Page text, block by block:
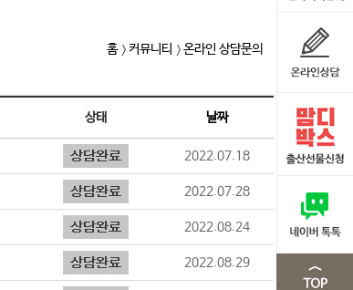
홈 커뮤니티 온라인 상담문의
상태 날짜
2022.07.18
2022.07.28
2022.08.24
2022.08.29